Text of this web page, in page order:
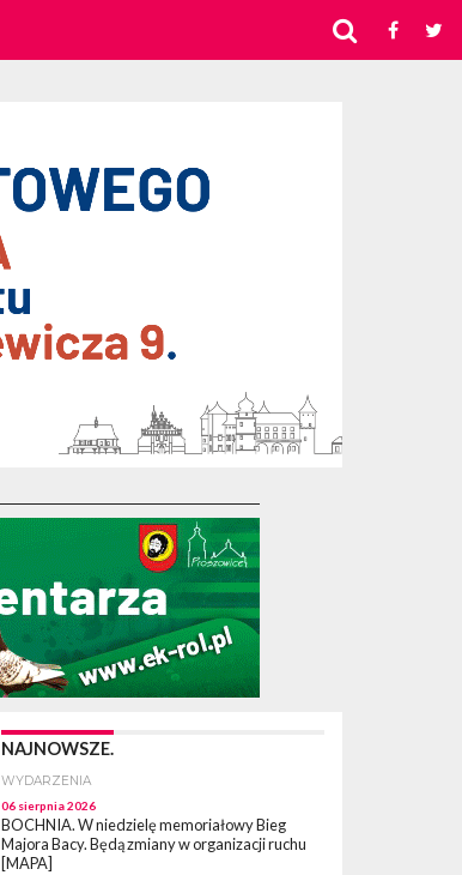
NAJNOWSZE.
WYDARZENIA
06 sierpnia 2026
BOCHNIA. W niedzielę memoriałowy Bieg
Majora Bacy. Będą zmiany w organizacji ruchu
[MAPA]